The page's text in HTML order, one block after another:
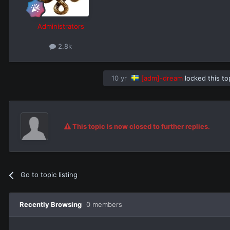
Administrators
2.8k
10 yr [adm]-dream locked this
This topic is now closed to further replies.
Go to topic listing
Recently Browsing 0 members